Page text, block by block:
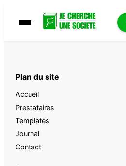
Plan du site
Accueil
Prestataires
Templates
Journal
Contact